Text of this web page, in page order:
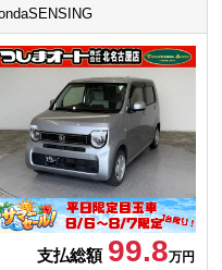
支払総額 99.8万円